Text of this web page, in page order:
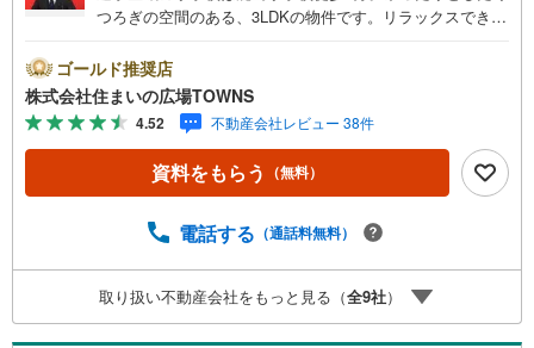
つろぎの空間のある、3LDKの物件です。リラックスできる
件をお探しの方、コチラよりご覧ください。顔が見える安
心のTVインターホン付きです。浴槽内の湯が冷めたときで
も追焚機能付き浴室なので快適です。管理人さんが常駐し
ているので、防犯面の心配はご無用です。
ゴールド推奨店
株式会社住まいの広場TOWNS
4.52 不動産会社レビュー 38件
資料をもらう （無料）
電話する （通話料無料）
取り扱い不動産会社をもっと見る（全9社）